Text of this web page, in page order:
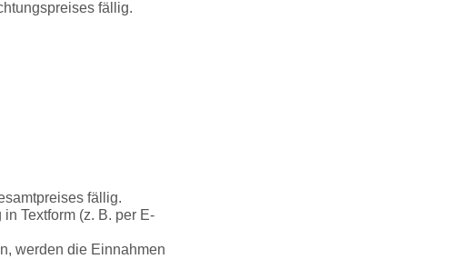
fällig.
fällig.
Textform (z. B. per E-
werden die Einnahmen